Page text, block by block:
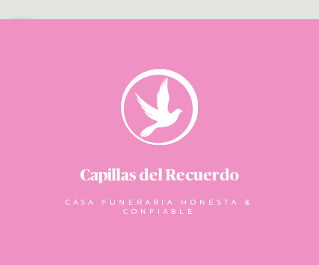
Capillas del Recuerdo
CASA FUNERARIA HONESTA &
CONFIABLE